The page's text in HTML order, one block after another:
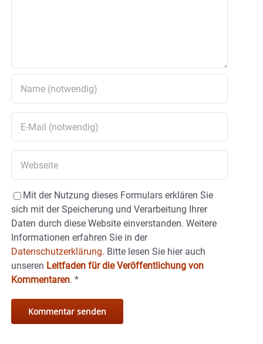
Mit der Nutzung dieses Formulars erklären Sie
sich mit der Speicherung und Verarbeitung Ihrer
Daten durch diese Website einverstanden. Weitere
Informationen erfahren Sie in der
Datenschutzerklärung. Bitte lesen Sie hier auch
unseren Leitfaden für die Veröffentlichung von
Kommentaren. *